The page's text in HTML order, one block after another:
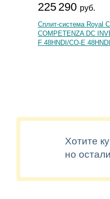
225 290 руб.
Сплит-система Royal
COMPETENZA DC
F 48HNDI/CO-E 48HNDI
Хотите
но